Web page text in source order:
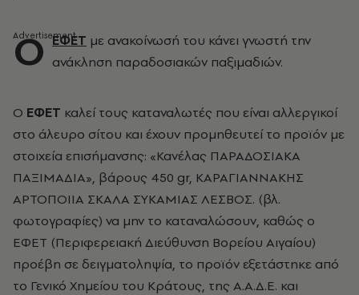
Ο ΕΦΕΤ με ανακοίνωσή του κάνει γνωστή την
ανάκληση παραδοσιακών παξιμαδιών.
Ο ΕΦΕΤ καλεί τους καταναλωτές που είναι αλλεργικοί
στο άλευρο σίτου και έχουν προμηθευτεί το προϊόν με
στοιχεία επισήμανσης: «Κανέλας ΠΑΡΑΔΟΣΙΑΚΑ
ΠΑΞΙΜΑΔΙΑ», βάρους 450 gr, ΚΑΡΑΓΙΑΝΝΑΚΗΣ
ΑΡΤΟΠΟΙΙΑ ΣΚΑΛΑ ΣΥΚΑΜΙΑΣ ΛΕΣΒΟΣ. (βλ.
φωτογραφίες) να μην το καταναλώσουν, καθώς ο
ΕΦΕΤ (Περιφερειακή Διεύθυνση Βορείου Αιγαίου)
προέβη σε δειγματοληψία, το προϊόν εξετάστηκε από
το Γενικό Χημείου του Κράτους, της Α.Α.Δ.Ε. και